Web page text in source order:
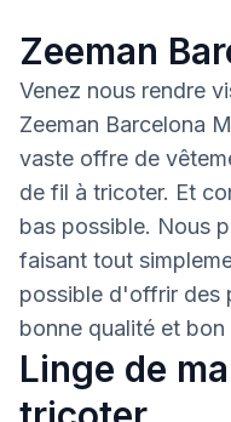
Zeeman
Venez nous rendre
Zeeman Barcelona
vaste offre de
de fil à tricoter. Et
bas possible. Nous
faisant tout
possible d'offrir des
bonne qualité et bon
Linge de